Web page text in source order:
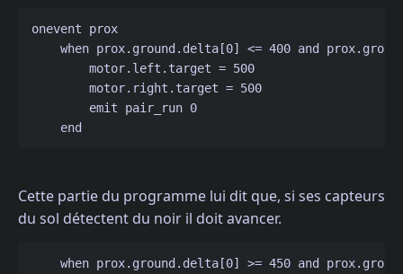
onevent prox
when prox.ground.delta[0] <= 400 and
        motor.left.target = 500
        motor.right.target = 500
        emit pair_run 0
Cette partie du programme lui dit que, si ses capteurs
du sol détectent du noir il doit avancer.
when prox.ground.delta[0] >= 450 and